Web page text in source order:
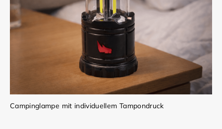
Campinglampe mit individuellem Tampondruck